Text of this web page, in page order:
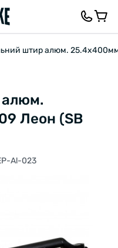
штир алюм.
алюм.
Леон (SB
Al-023
ТА ЗАПИТАННЯ